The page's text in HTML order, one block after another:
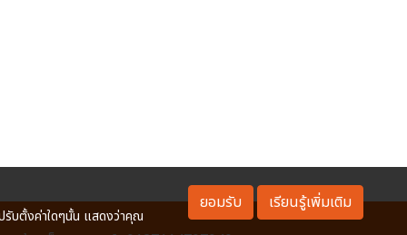
รับตั้งค่าใดๆนั้น แสดงว่าคุณ
ยอมรับ เรียนรู้เพิ่มเติม